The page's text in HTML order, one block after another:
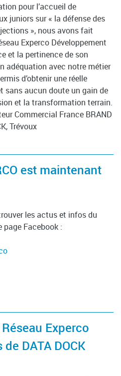
pour l’accueil de
juniors sur « la défense des
», nous avons fait
Experco Développement
et la pertinence de son
adéquation avec notre métier
d’obtenir une réelle
sans aucun doute un gain de
et la transformation terrain.
Commercial France BRAND
Trévoux
est maintenant
les actus et infos du
page Facebook :
Experco
DATA DOCK